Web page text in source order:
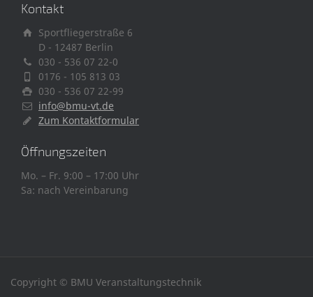
Kontakt
Sportfliegerstraße 6
D - 12487 Berlin
030 - 536 07 22-0
0176 - 105 813 03
030 - 536 07 22-99
info@bmu-vt.de
Zum Kontaktformular
Öffnungszeiten
Mo. – Fr. 9:00 – 17:00 Uhr
Sa: nach Vereinbarung
Copyright © BMU Veranstaltungstechnik